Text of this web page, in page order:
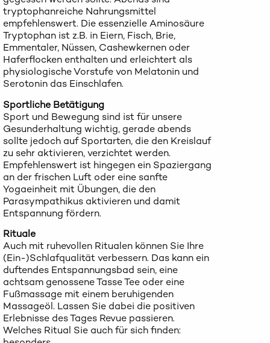
tryptophanreiche Nahrungsmittel
empfehlenswert. Die essenzielle Aminosäure
Tryptophan ist z.B. in Eiern, Fisch, Brie,
Emmentaler, Nüssen, Cashewkernen oder
Haferflocken enthalten und erleichtert als
physiologische Vorstufe von Melatonin und
Serotonin das Einschlafen.
Sportliche Betätigung
Sport und Bewegung sind ist für unsere
Gesunderhaltung wichtig, gerade abends
sollte jedoch auf Sportarten, die den Kreislauf
zu sehr aktivieren, verzichtet werden.
Empfehlenswert ist hingegen ein Spaziergang
an der frischen Luft oder eine sanfte
Yogaeinheit mit Übungen, die den
Parasympathikus aktivieren und damit
Entspannung fördern.
Rituale
Auch mit ruhevollen Ritualen können Sie Ihre
(Ein-)Schlafqualität verbessern. Das kann ein
duftendes Entspannungsbad sein, eine
achtsam genossene Tasse Tee oder eine
Fußmassage mit einem beruhigenden
Massageöl. Lassen Sie dabei die positiven
Erlebnisse des Tages Revue passieren.
Welches Ritual Sie auch für sich finden: